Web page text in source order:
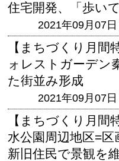
住宅開発、「歩い
2021年09月07日
【まちづくり月間
ォレストガーデン
た街並み形成
2021年09月07日
【まちづくり月間
水公園周辺地区=区
新旧住民で景観を